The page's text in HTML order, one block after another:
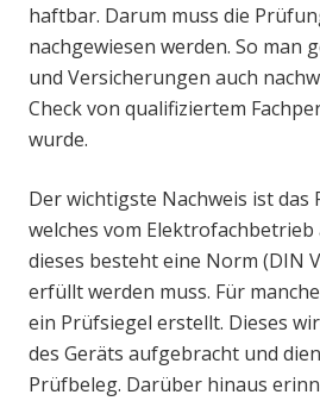
haftbar. Darum muss die
nachgewiesen werden. So man
und Versicherungen auch
Check von qualifiziertem
wurde.
Der wichtigste Nachweis ist
welches vom
dieses besteht eine Norm (DIN
erfüllt werden muss. Für
ein Prüfsiegel erstellt. Dieses
des Geräts aufgebracht und
Prüfbeleg. Darüber hinaus